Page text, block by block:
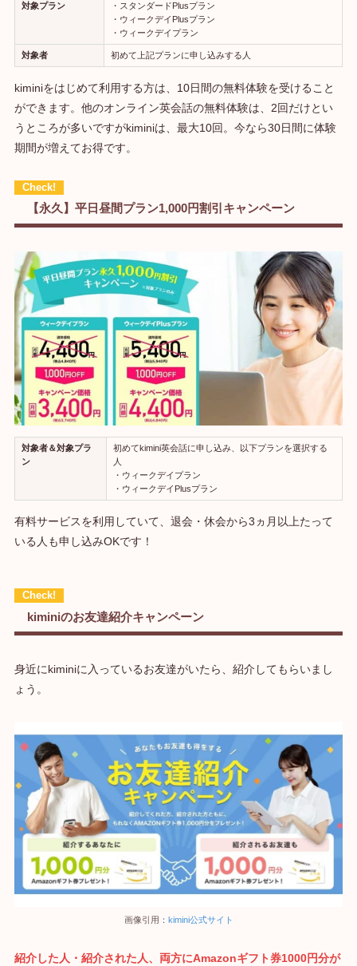
対象プラン
・スタンダードPlusプラン
・ウィークデイPlusプラン
・ウィークデイプラン
対象者 初めて上記プランに申し込みする人
kiminiをはじめて利用する方は、10日間の無料体験を受けること
ができます。他のオンライン英会話の無料体験は、2回だけとい
うところが多いですがkiminiは、最大10回。今なら30日間に体験
期間が増えてお得です。
【永久】平日昼間プラン1,000円割引キャンペーン
対象者＆対象プラ
ン
初めてkimini英会話に申し込み、以下プランを選択する
人
・ウィークデイプラン
・ウィークデイPlusプラン
有料サービスを利用していて、退会・休会から3ヵ月以上たって
いる人も申し込みOKです！
kiminiのお友達紹介キャンペーン
身近にkiminiに入っているお友達がいたら、紹介してもらいまし
ょう。
画像引用： kimini公式サイト
紹介した人・紹介された人、両方にAmazonギフト券1000円分が